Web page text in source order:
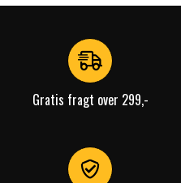
Gratis fragt over 299,-